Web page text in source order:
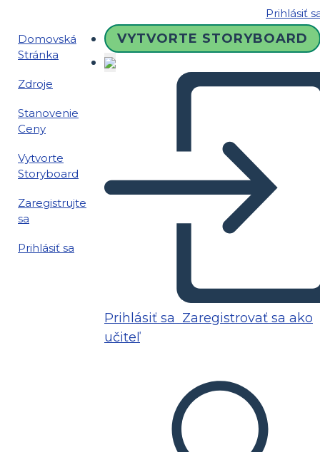
Prihlásiť
Domovská
Stránka
Zdroje
Stanovenie
Ceny
Vytvorte
Storyboard
Zaregistrujte
sa
Prihlásiť sa
VYTVORTE STORYBOARD
Prihlásiť sa Zaregistrovať sa ako
učiteľ